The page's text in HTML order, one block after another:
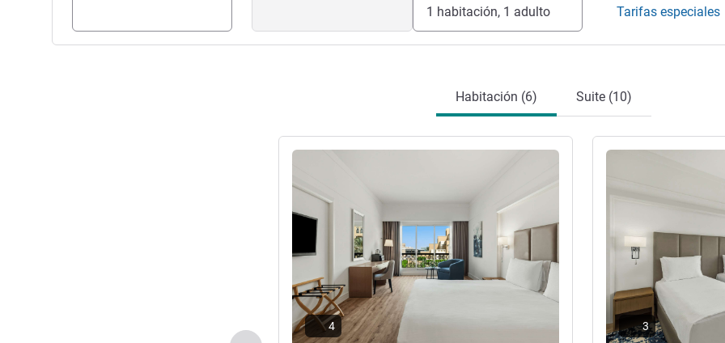
1 habitación, 1 adulto Tarifas especiales
Habitación (6) Suite (10)
Más información
4
Más información
3